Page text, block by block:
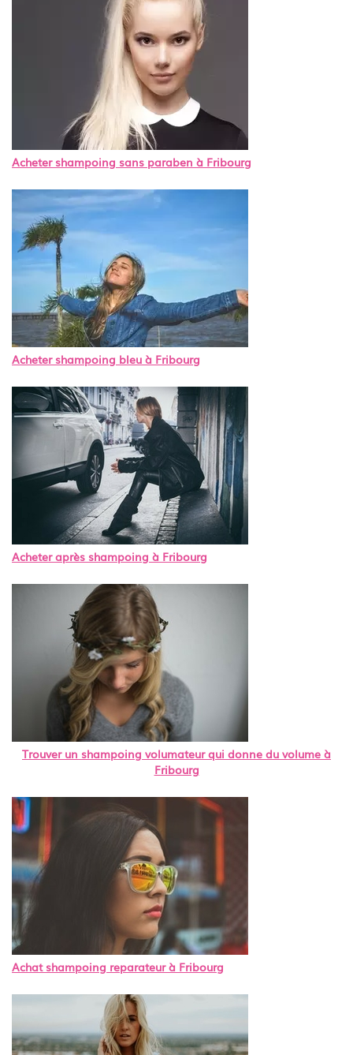
Acheter shampoing sans paraben à Fribourg
Acheter shampoing bleu à Fribourg
Acheter après shampoing à Fribourg
Trouver un shampoing volumateur qui donne du volume à
Fribourg
Achat shampoing reparateur à Fribourg